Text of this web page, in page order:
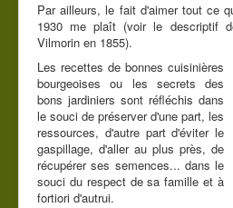
Par ailleurs, le fait d'aimer tout ce
1930 me plaît (voir le descriptif
Vilmorin en 1855).
Les recettes de bonnes cuisinières
bourgeoises ou les secrets des
bons jardiniers sont réfléchis dans
le souci de préserver d'une part, les
ressources, d'autre part d'éviter le
gaspillage, d'aller au plus près, de
récupérer ses semences... dans le
souci du respect de sa famille et à
fortiori d'autrui.